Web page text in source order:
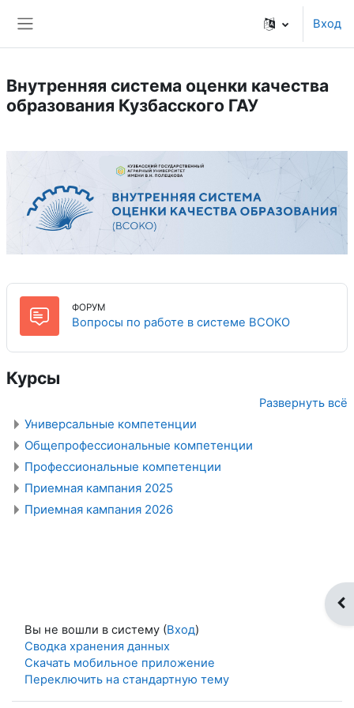
Вход
Внутренняя система оценки качества
образования Кузбасского ГАУ
ФОРУМ
Вопросы по работе в системе ВСОКОФорум
Курсы
Развернуть всё
Универсальные компетенции
Общепрофессиональные компетенции
Профессиональные компетенции
Приемная кампания 2025
Приемная кампания 2026
Вы не вошли в систему (Вход)
Сводка хранения данных
Скачать мобильное приложение
Переключить на стандартную тему